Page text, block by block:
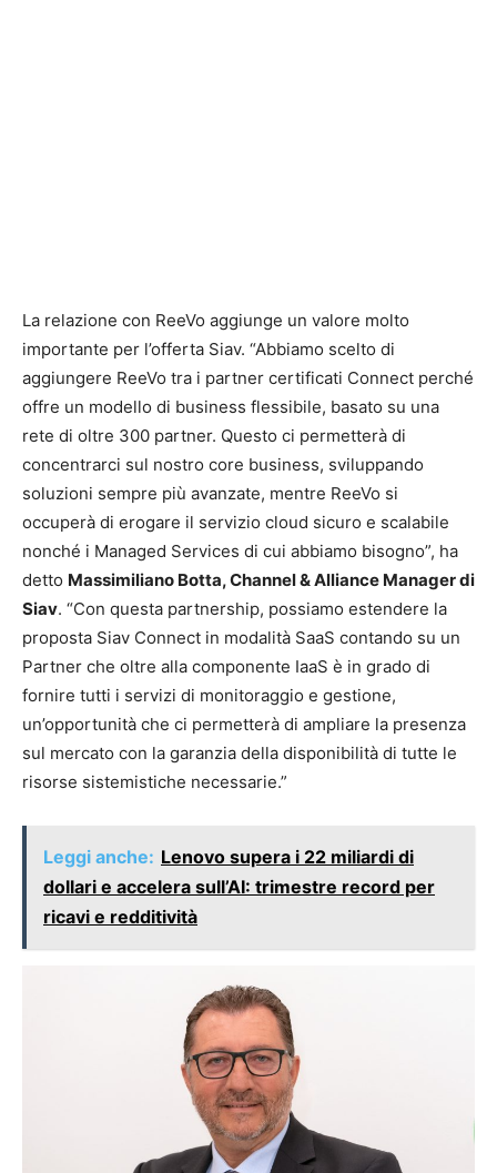
La relazione con ReeVo aggiunge un valore molto
importante per l’offerta Siav. “Abbiamo scelto di
aggiungere ReeVo tra i partner certificati Connect perché
offre un modello di business flessibile, basato su una
rete di oltre 300 partner. Questo ci permetterà di
concentrarci sul nostro core business, sviluppando
soluzioni sempre più avanzate, mentre ReeVo si
occuperà di erogare il servizio cloud sicuro e scalabile
nonché i Managed Services di cui abbiamo bisogno”, ha
detto Massimiliano Botta, Channel & Alliance Manager di
Siav. “Con questa partnership, possiamo estendere la
proposta Siav Connect in modalità SaaS contando su un
Partner che oltre alla componente IaaS è in grado di
fornire tutti i servizi di monitoraggio e gestione,
un’opportunità che ci permetterà di ampliare la presenza
sul mercato con la garanzia della disponibilità di tutte le
risorse sistemistiche necessarie.”
Leggi anche: Lenovo supera i 22 miliardi di
dollari e accelera sull’AI: trimestre record per
ricavi e redditività